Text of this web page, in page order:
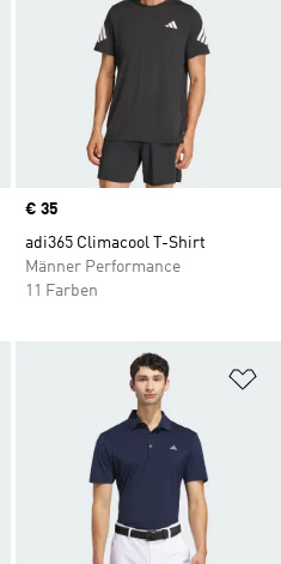
Price
€ 35
adi365 Climacool T-Shirt
Männer Performance
11 Farben
Zur Wunschliste hinzufügen